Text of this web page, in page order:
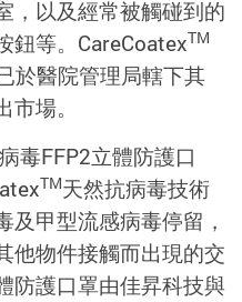
，以及經常被觸碰到的
鈕等。CareCoatexTM
於醫院管理局轄下其
場。
毒FFP2立體防護口
TM天然抗病毒技術
及甲型流感病毒停留，
他物件接觸而出現的交
防護口罩由佳昇科技與